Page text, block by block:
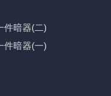
件暗器(二)
件暗器(一)